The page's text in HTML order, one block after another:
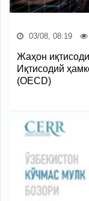
03/08, 08:19
Жаҳон
Иқтисодий
(OECD)